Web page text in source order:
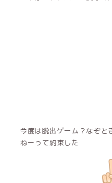
今度は脱出ゲーム？なぞと
ねーって約束した